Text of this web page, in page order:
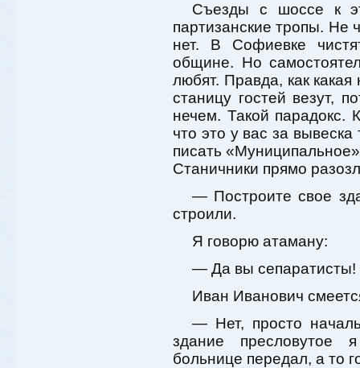
Съезды с шоссе к
партизанские тропы. Не
нет. В Софиевке
общине. Но
любят. Правда, как
станицу гостей везут,
нечем. Такой парадокс.
что это у вас за
писать
Станичники прямо
— Построите свое
строили.
Я говорю атаману:
— Да вы сепаратисты!
Иван Иванович
— Нет, просто
здание пресловутое
больнице передал, а то